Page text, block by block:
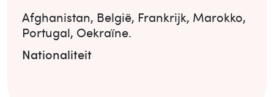
Afghanistan, België, Frankrijk, Marokko,
Portugal, Oekraïne.
Nationaliteit